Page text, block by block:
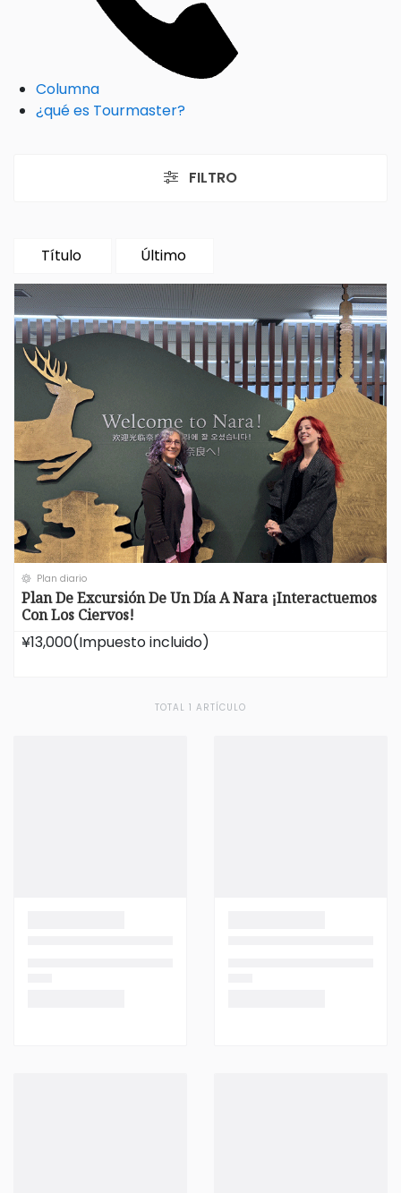
Columna
¿qué es Tourmaster?
FILTRO
Título Último
Plan diario
Plan De Excursión De Un Día A Nara ¡Interactuemos
Con Los Ciervos!
¥13,000(Impuesto incluido)
TOTAL 1 ARTÍCULO